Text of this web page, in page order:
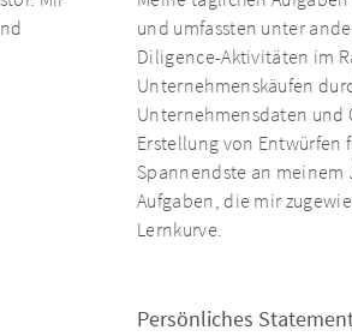
und umfassten unter
Diligence-Aktivitäten im
Unternehmenskäufen
Unternehmensdaten und
Erstellung von Entwürfen
Spannendste an
Aufgaben, die mir
Lernkurve.
Persönliches